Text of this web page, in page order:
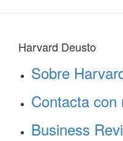
Harvard Deusto
Sobre
Contacta con
Business